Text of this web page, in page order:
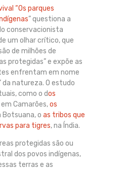
“Os parques
” questiona a
conservacionista
um olhar crítico, que
de milhões de
protegidas” e expõe as
enfrentam em nome
da natureza. O estudo
como o dos
em Camarões,os
Botsuana, o as tribos que
para tigres, na Índia.
protegidas são ou
dos povos indígenas,
terras e as